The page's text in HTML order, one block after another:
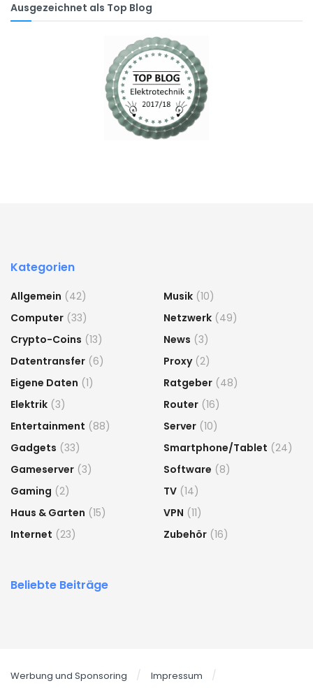
Ausgezeichnet als Top Blog
Kategorien
Allgemein (42)
Computer (33)
Crypto-Coins (13)
Datentransfer (6)
Eigene Daten (1)
Elektrik (3)
Entertainment (88)
Gadgets (33)
Gameserver (3)
Gaming (2)
Haus & Garten (15)
Internet (23)
Musik (10)
Netzwerk (49)
News (3)
Proxy(2)
Ratgeber (48)
Router (16)
Server (10)
Smartphone/Tablet (24)
Software (8)
TV (14)
VPN (11)
Zubehör (16)
Beliebte Beiträge
Werbung und Sponsoring
Impressum